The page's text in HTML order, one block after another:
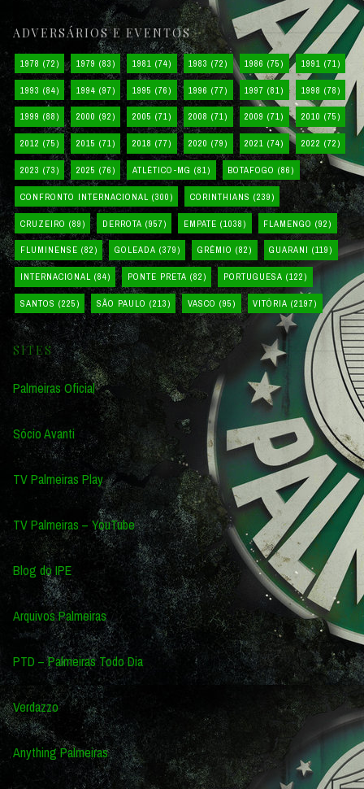
ADVERSÁRIOS E EVENTOS
1978 (72) 1979 (83) 1981 (74) 1983 (72) 1986 (75) 1991 (71)
1993 (84) 1994 (97) 1995 (76) 1996 (77) 1997 (81) 1998 (78)
1999 (88) 2000 (92) 2005 (71) 2008 (71) 2009 (71) 2010 (75)
2012 (75) 2015 (71) 2018 (77) 2020 (79) 2021 (74) 2022 (72)
2023 (73) 2025 (76) ATLÉTICO-MG (81) BOTAFOGO (86)
CONFRONTO INTERNACIONAL (300) CORINTHIANS (239)
CRUZEIRO (89) DERROTA (957) EMPATE (1038) FLAMENGO (92)
FLUMINENSE (82) GOLEADA (379) GRÊMIO (82) GUARANI (119)
INTERNACIONAL (84) PONTE PRETA (82) PORTUGUESA (122)
SANTOS (225) SÃO PAULO (213) VASCO (95) VITÓRIA (2197)
SITES
Palmeiras Oficial
Sócio Avanti
TV Palmeiras Play
TV Palmeiras – YouTube
Blog do IPE
Arquivos Palmeiras
PTD – Palmeiras Todo Dia
Verdazzo
Anything Palmeiras